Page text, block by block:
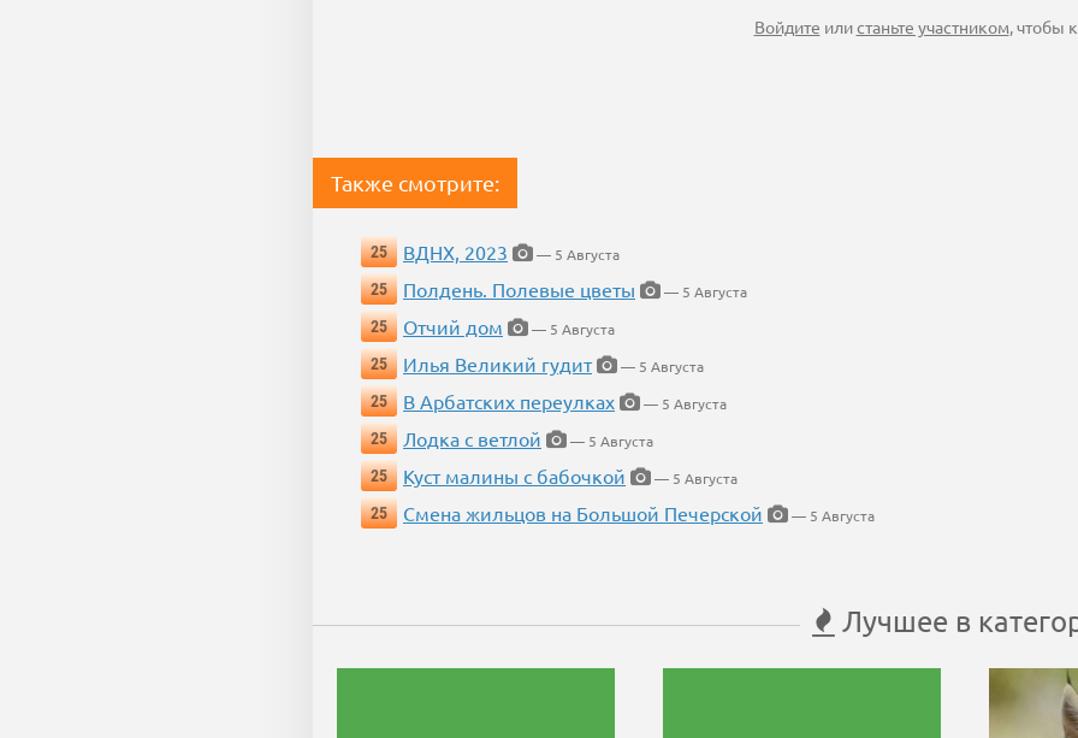
Войдите илистаньте участником, чтобы
Также смотрите:
25 ВДНХ, 2023
— 5 Августа
25
Полдень. Полевые цветы
— 5 Августа
25
Отчий дом
— 5 Августа
25
Илья Великий гудит
— 5 Августа
25
В Арбатских переулках
— 5 Августа
25
Лодка с ветлой
— 5 Августа
25
Куст малины с бабочкой
— 5 Августа
25
Смена жильцов на Большой Печерской — 5 Августа
Лучшее в